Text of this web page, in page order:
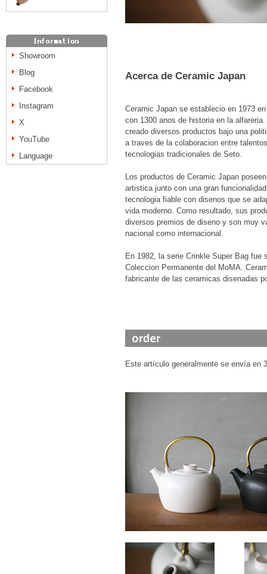
Showroom
Blog
Facebook
Instagram
X
YouTube
Language
Acerca de Ceramic Japan
Ceramic Japan se establecio en 1973
con 1300 anos de historia en la
creado diversos productos bajo una
a traves de la colaboracion entre
tecnologias tradicionales de Seto.
Los productos de Ceramic Japan
artistica junto con una gran
tecnologia fiable con disenos que se
vida moderno. Como resultado, sus
diversos premios de diseno y son muy
nacional como internacional.
En 1982, la serie Crinkle Super Bag fue
Coleccion Permanente del MoMA.
fabricante de las ceramicas disenadas
Este artículo generalmente se envía en